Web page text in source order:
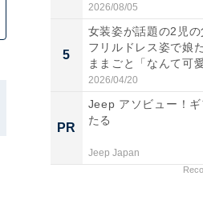
2026/08/05
5
女装姿が話題の2児の
フリルドレス姿で娘
ままごと「なんて可
和...
2026/04/20
PR
Jeep アソビュー！ギ
たる
Jeep Japan